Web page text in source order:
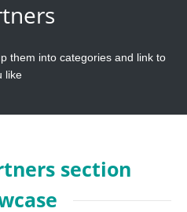
them into categories and link to
like
section